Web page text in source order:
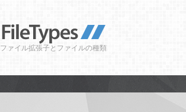
ファイル拡張子とファイルの種類